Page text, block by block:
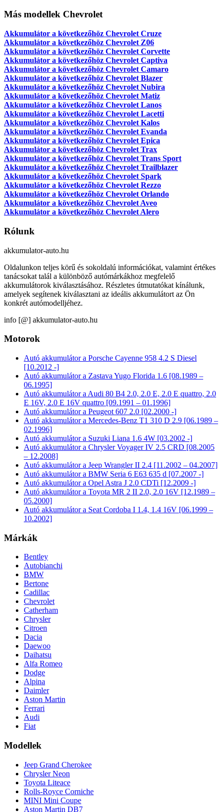
Más modellek Chevrolet
Akkumulátor a következőhöz Chevrolet Cruze
Akkumulátor a következőhöz Chevrolet Z06
Akkumulátor a következőhöz Chevrolet Corvette
Akkumulátor a következőhöz Chevrolet Captiva
Akkumulátor a következőhöz Chevrolet Camaro
Akkumulátor a következőhöz Chevrolet Blazer
Akkumulátor a következőhöz Chevrolet Nubira
Akkumulátor a következőhöz Chevrolet Matiz
Akkumulátor a következőhöz Chevrolet Lanos
Akkumulátor a következőhöz Chevrolet Lacetti
Akkumulátor a következőhöz Chevrolet Kalos
Akkumulátor a következőhöz Chevrolet Evanda
Akkumulátor a következőhöz Chevrolet Epica
Akkumulátor a következőhöz Chevrolet Trax
Akkumulátor a következőhöz Chevrolet Trans Sport
Akkumulátor a következőhöz Chevrolet Trailblazer
Akkumulátor a következőhöz Chevrolet Spark
Akkumulátor a következőhöz Chevrolet Rezzo
Akkumulátor a következőhöz Chevrolet Orlando
Akkumulátor a következőhöz Chevrolet Aveo
Akkumulátor a következőhöz Chevrolet Alero
Rólunk
akkumulator-auto.hu
Oldalunkon teljes körű és sokoldalú információkat, valamint értékes
tanácsokat talál a különböző autómárkákhoz megfelelő
akkumulátorok kiválasztásához. Részletes útmutatókat kínálunk,
amelyek segítenek kiválasztani az ideális akkumulátort az Ön
konkrét autómodelljéhez.
info [@] akkumulator-auto.hu
Motorok
Autó akkumulátor a Porsche Cayenne 958 4.2 S Diesel
[10.2012 -]
Autó akkumulátor a Zastava Yugo Florida 1.6 [08.1989 –
06.1995]
Autó akkumulátor a Audi 80 B4 2.0, 2.0 E, 2.0 E quattro, 2.0
E 16V, 2.0 E 16V quattro [09.1991 – 01.1996]
Autó akkumulátor a Peugeot 607 2.0 [02.2000 -]
Autó akkumulátor a Mercedes-Benz T1 310 D 2.9 [06.1989 –
02.1996]
Autó akkumulátor a Suzuki Liana 1.6 4W [03.2002 -]
Autó akkumulátor a Chrysler Voyager IV 2.5 CRD [08.2005
– 12.2008]
Autó akkumulátor a Jeep Wrangler II 2.4 [11.2002 – 04.2007]
Autó akkumulátor a BMW Seria 6 E63 635 d [07.2007 -]
Autó akkumulátor a Opel Astra J 2.0 CDTi [12.2009 -]
Autó akkumulátor a Toyota MR 2 II 2.0, 2.0 16V [12.1989 –
05.2000]
Autó akkumulátor a Seat Cordoba I 1.4, 1.4 16V [06.1999 –
10.2002]
Márkák
Bentley
Autobianchi
BMW
Bertone
Cadillac
Chevrolet
Catherham
Chrysler
Citroen
Dacia
Daewoo
Daihatsu
Alfa Romeo
Dodge
Alpina
Daimler
Aston Martin
Ferrari
Audi
Fiat
Modellek
Jeep Grand Cherokee
Chrysler Neon
Toyota Liteace
Rolls-Royce Corniche
MINI Mini Coupe
Aston Martin DB7